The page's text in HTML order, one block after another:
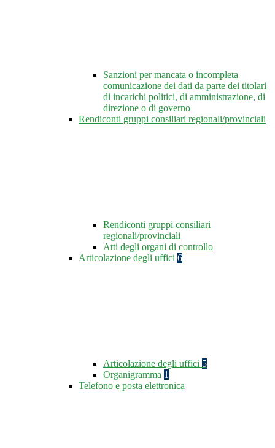
Sanzioni per mancata o incompleta
comunicazione dei dati da parte dei titolari
di incarichi politici, di amministrazione, di
direzione o di governo
Rendiconti gruppi consiliari regionali/provinciali
Rendiconti gruppi consiliari
regionali/provinciali
Atti degli organi di controllo
Articolazione degli uffici 6
Articolazione degli uffici 5
Organigramma 1
Telefono e posta elettronica